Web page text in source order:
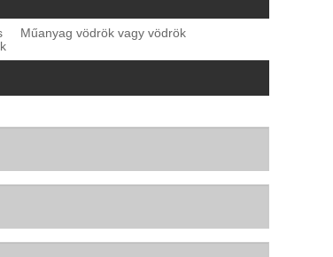
Műanyag vödrök vagy vödrök